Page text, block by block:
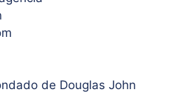
de Douglas John